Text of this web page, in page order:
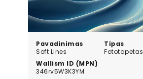
Pavadinimas
Soft Lines
Tipas
Fototapetas
Wallism ID (MPN)
346rv5W3K3YM